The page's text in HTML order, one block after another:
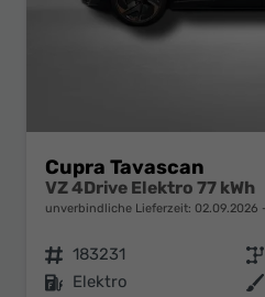
Cupra Tavascan
VZ 4Drive Elektro 77 kWh
unverbindliche Lieferzeit: 02.09.2026
Fahrzeugnr. 183231 Getriebe
Kraftstoff Elektro Außenfarbe